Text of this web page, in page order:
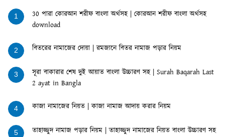
1
30 পারা কোরআন শরীফ বাংলা অর্থসহ | কোরআন শরীফ বাংলা অর্থসহ
download
2 বিতরের নামাজের দোয়া | রমজানে বিতর নামাজ পড়ার নিয়ম
3
সূরা বাকারার শেষ দুই আয়াত বাংলা উচ্চারণ সহ | Surah Baqarah Last
2 ayat in Bangla
4 কাজা নামাজের নিয়ত | কাজা নামাজ আদায় করার নিয়ম
5 তাহাজ্জুদ নামাজ পড়ার নিয়ম | তাহাজ্জুদ নামাজের নিয়ত বাংলা উচ্চারণ সহ